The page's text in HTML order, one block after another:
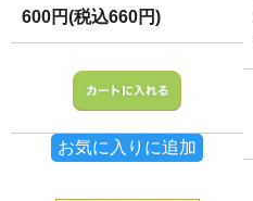
600円(税込660円)
お気に入りに追加